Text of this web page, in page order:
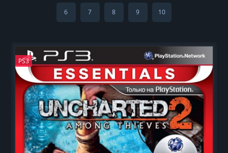
6 7 8 9 10
PS3